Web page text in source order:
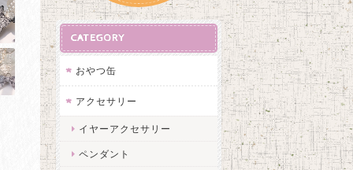
CATEGORY
おやつ缶
アクセサリー
イヤーアクセサリー
ペンダント